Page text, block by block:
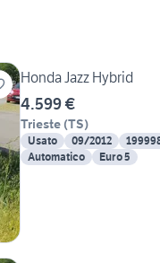
Honda Jazz Hybrid
4.599 €
Trieste (TS)
Usato 09/2012
Automatico
Euro 5